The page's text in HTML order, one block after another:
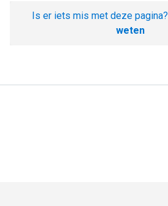
Is er iets mis met deze pagina?
weten